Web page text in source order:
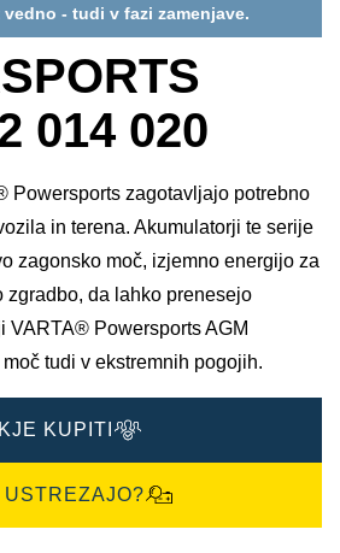
- tudi v fazi zamenjave.
014 020
Powersports zagotavljajo potrebno
in terena. Akumulatorji te serije
zagonsko moč, izjemno energijo za
zgradbo, da lahko prenesejo
VARTA® Powersports AGM
tudi v ekstremnih pogojih.
KJE KUPITI
USTREZAJO?